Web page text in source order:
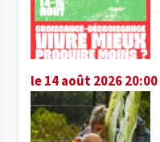
le 14 août 2026 20:00